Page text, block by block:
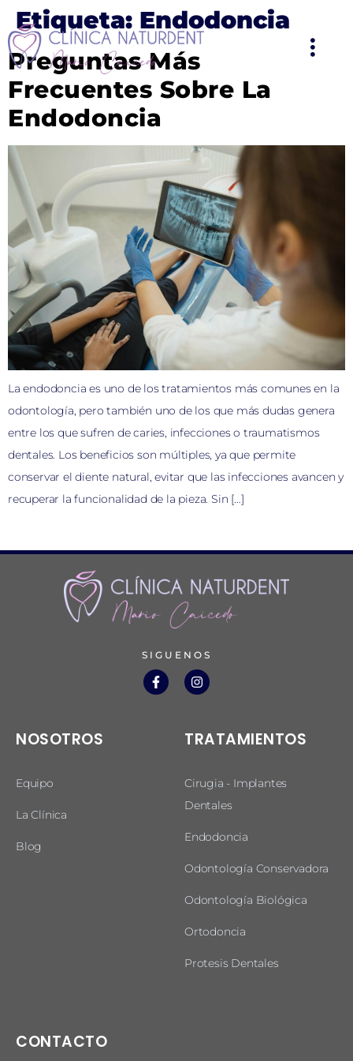
Etiqueta: Endodoncia
Preguntas Más
Frecuentes Sobre La
Endodoncia
La endodoncia es uno de los tratamientos más comunes en la
odontología, pero también uno de los que más dudas genera
entre los que sufren de caries, infecciones o traumatismos
dentales. Los beneficios son múltiples, ya que permite
conservar el diente natural, evitar que las infecciones avancen y
recuperar la funcionalidad de la pieza. Sin […]
SIGUENOS
NOSOTROS
Equipo
La Clínica
Blog
TRATAMIENTOS
Cirugia - Implantes
Dentales
Endodoncia
Odontología Conservadora
Odontología Biológica
Ortodoncia
Protesis Dentales
CONTACTO